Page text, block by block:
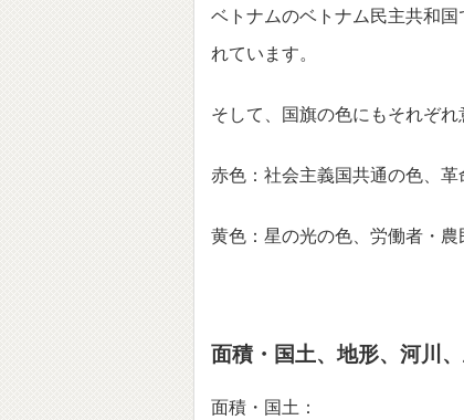
ベトナムのベトナム民主共和
れています。
そして、国旗の色にもそれぞれ
赤色：社会主義国共通の色、
黄色：星の光の色、労働者・
面積・国土、地形、河川
面積・国土：